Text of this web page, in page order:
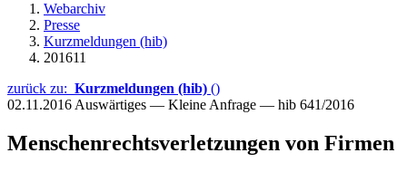
Webarchiv
Presse
Kurzmeldungen (hib)
201611
zurück zu: Kurzmeldungen (hib) ()
02.11.2016 Auswärtiges — Kleine Anfrage — hib 641/2016
Menschenrechtsverletzungen von Firmen